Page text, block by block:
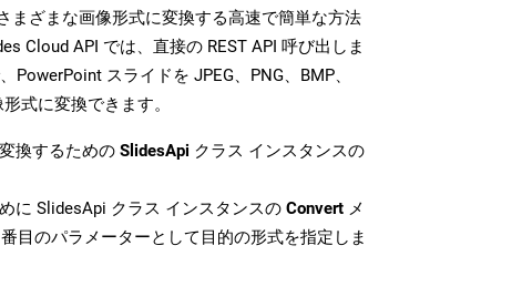
まざまな画像形式に変換する高速で簡単な方法
Cloud API では、直接の REST API 呼び出しま
PowerPoint スライドを JPEG、PNG、BMP、
式に変換できます。
換するための SlidesApi クラス インスタンスの
に SlidesApi クラス インスタンスの Convert メ
目のパラメーターとして目的の形式を指定しま